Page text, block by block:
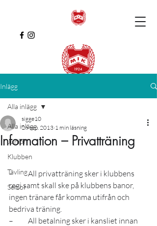
Inlägg
Alla inlägg
Junior
Klubben
Tävling
Senior
Alla inlägg
Information – Privatträning
sigge10
26 sep. 2013 1 min läsning
–          All privatträning sker i klubbens
regi samt skall ske på klubbens banor,
ingen tränare får komma utifrån och
bedriva träning.
–          All betalning sker i kansliet innan